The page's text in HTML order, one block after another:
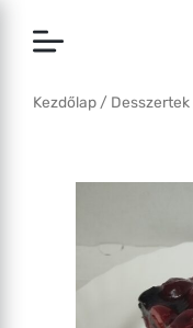
Kezdőlap / Desszertek